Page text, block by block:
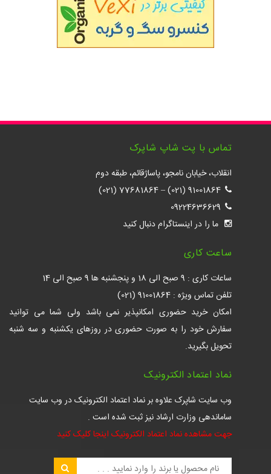
تماس با پت شاپ شاپرک
انقلاب، خیابان نامجو، پاساژقائم، طبقه دوم
91001864 (021)
–
77681864 (021)
09224636629
ما را در اینستاگرام دنبال کنید
ساعت کاری
ساعات کاری : 9 صبح الی 18 و پنجشنبه ها 9 صبح الی 14
تلفن تماس ویژه : 91001864 (021)
امکان خرید حضوری امکانپذیر نمی باشد ولی شما می توانید
سفارش خود را به صورت حضوری در روزهای یکشنبه و سه شنبه
تحویل بگیرید.
نماد اعتماد الکترونیک
وب سایت شاپرک علاوه بر نماد اعتماد الکترونیک در وب سایت
ساماندهی وزارت ارشاد نیز ثبت شده است .
جهت مشاهده نماد اعتماد الکترونیک اینجا کلیک کنید